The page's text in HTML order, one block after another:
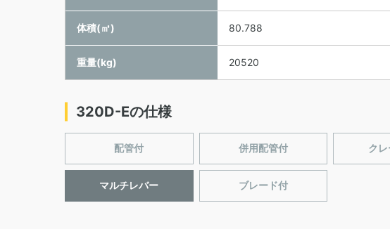
体積(㎥) 80.788
重量(kg) 20520
320D-Eの仕様
配管付 併用配管付 ク
マルチレバー ブレード付